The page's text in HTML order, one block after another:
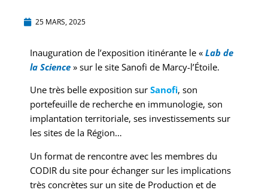
25 MARS, 2025
Inauguration de l’exposition itinérante le « Lab de
la Science » sur le site Sanofi de Marcy-l’Étoile.
Une très belle exposition sur Sanofi, son
portefeuille de recherche en immunologie, son
implantation territoriale, ses investissements sur
les sites de la Région…
Un format de rencontre avec les membres du
CODIR du site pour échanger sur les implications
très concrètes sur un site de Production et de